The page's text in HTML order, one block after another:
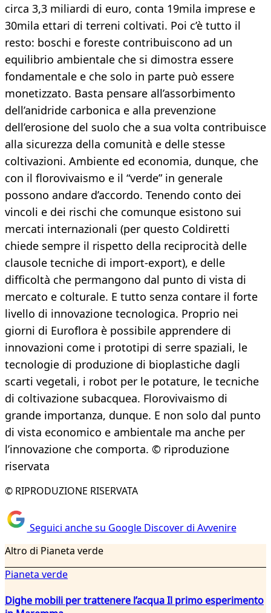
circa 3,3 miliardi di euro, conta 19mila imprese e
30mila ettari di terreni coltivati. Poi c’è tutto il
resto: boschi e foreste contribuiscono ad un
equilibrio ambientale che si dimostra essere
fondamentale e che solo in parte può essere
monetizzato. Basta pensare all’assorbimento
dell’anidride carbonica e alla prevenzione
dell’erosione del suolo che a sua volta contribuisce
alla sicurezza della comunità e delle stesse
coltivazioni. Ambiente ed economia, dunque, che
con il florovivaismo e il “verde” in generale
possono andare d’accordo. Tenendo conto dei
vincoli e dei rischi che comunque esistono sui
mercati internazionali (per questo Coldiretti
chiede sempre il rispetto della reciprocità delle
clausole tecniche di import-export), e delle
difficoltà che permangono dal punto di vista di
mercato e colturale. E tutto senza contare il forte
livello di innovazione tecnologica. Proprio nei
giorni di Euroflora è possibile apprendere di
innovazioni come i prototipi di serre spaziali, le
tecnologie di produzione di bioplastiche dagli
scarti vegetali, i robot per le potature, le tecniche
di coltivazione subacquea. Florovivaismo di
grande importanza, dunque. E non solo dal punto
di vista economico e ambientale ma anche per
l’innovazione che comporta. © riproduzione
riservata
© RIPRODUZIONE RISERVATA
Seguici anche su Google Discover di Avvenire
Altro di Pianeta verde
Pianeta verde
Dighe mobili per trattenere l’acqua Il primo esperimento